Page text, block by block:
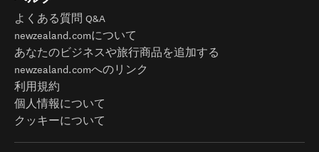
よくある質問 Q&A
newzealand.comについて
あなたのビジネスや旅行商品を追加する
newzealand.comへのリンク
利用規約
個人情報について
クッキーについて